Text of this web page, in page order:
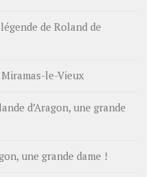
de Roland de
le-Vieux
d’Aragon, une grande
une grande dame !